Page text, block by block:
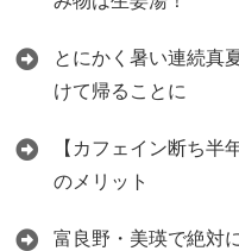
とにかく暑い連続真
けて帰ることに
【カフェイン断ち半
のメリット
富良野・美瑛で絶対